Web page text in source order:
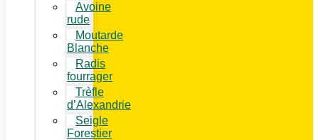
Avoine
rude
Moutarde
Blanche
Radis
fourrager
Trèfle
d’Alexandrie
Seigle
Forestier